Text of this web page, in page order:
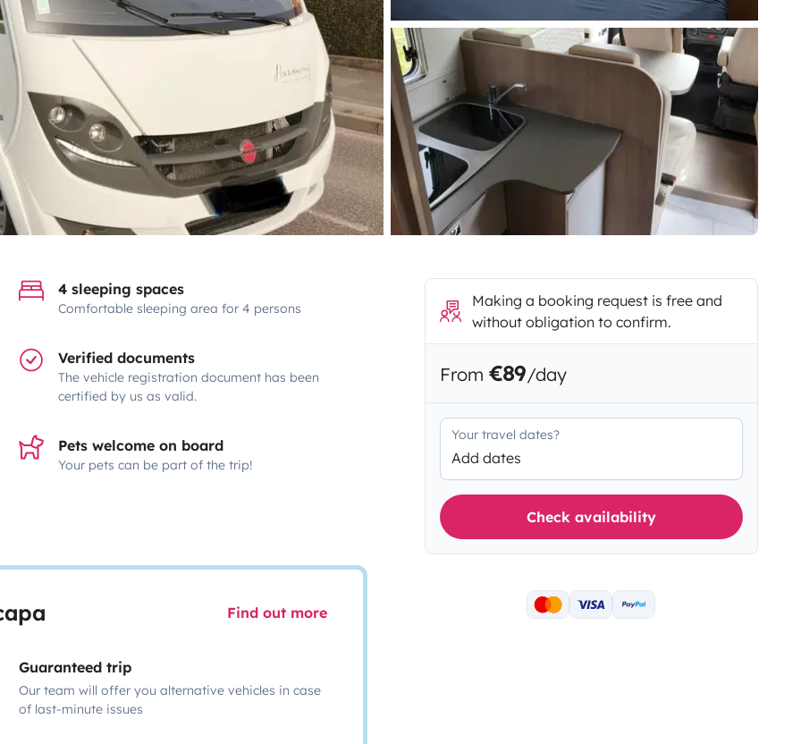
4 sleeping spaces
Comfortable sleeping area for 4 persons
Verified documents
The vehicle registration document has been
certified by us as valid.
Pets welcome on board
Your pets can be part of the trip!
Find out more
Guaranteed trip
Our team will offer you alternative vehicles in case
of last-minute issues
Making a booking request is free and
without obligation to confirm.
From €89/day
Your travel dates?
Add dates
Check availability